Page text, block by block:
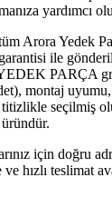
yardımcı
Arora Yedek
ile
PARÇA
montaj
titizlikle seçilmiş
için doğru
hızlı teslimat